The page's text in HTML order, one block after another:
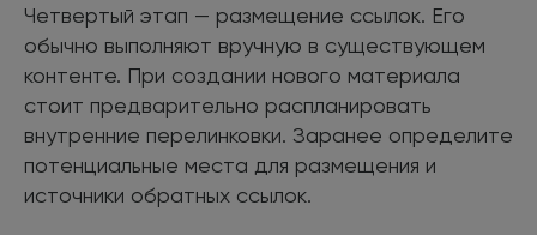
Четвертый этап — размещение ссылок. Его
обычно выполняют вручную в существующем
контенте. При создании нового материала
стоит предварительно распланировать
внутренние перелинковки. Заранее определите
потенциальные места для размещения и
источники обратных ссылок.